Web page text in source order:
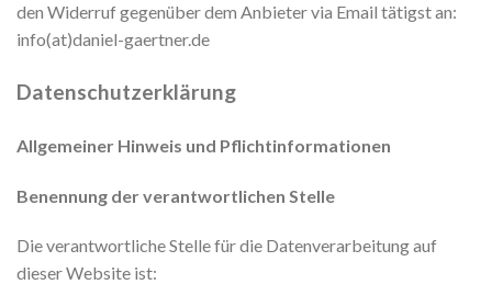
den Widerruf gegenüber dem Anbieter via Email tätigst an:
info(at)daniel-gaertner.de
Datenschutzerklärung
Allgemeiner Hinweis und Pflichtinformationen
Benennung der verantwortlichen Stelle
Die verantwortliche Stelle für die Datenverarbeitung auf
dieser Website ist: